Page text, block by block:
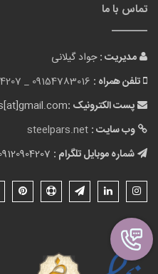
تماس با ما
مدیریت :جواد گیلانی
تلفن همراه : 09154783016 _
_
پست الکترونیک :
وب سایت : steelpars.net
شماره موبایل تلگرام :